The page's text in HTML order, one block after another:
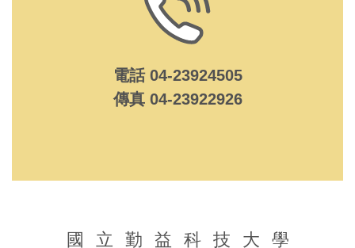
電話 04-23924505
傳真 04-23922926
國立勤益科技大學